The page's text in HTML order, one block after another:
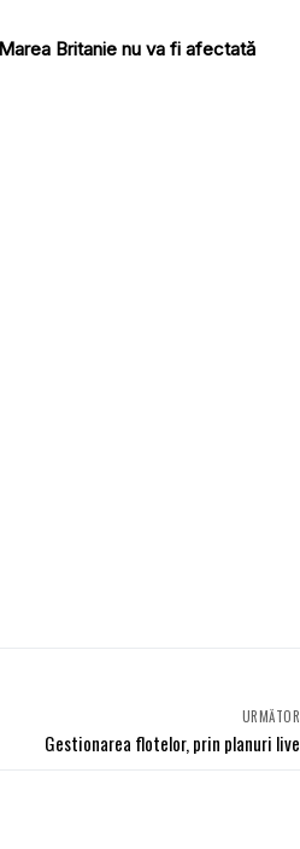
Britanie nu va fi afectată
URMĂTOR
Gestionarea flotelor, prin planuri live